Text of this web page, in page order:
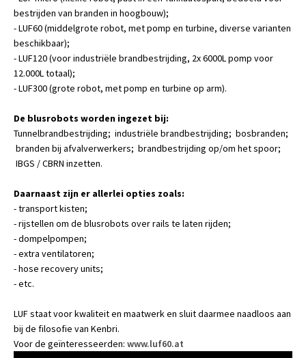
bestrijden van branden in hoogbouw);
- LUF60 (middelgrote robot, met pomp en turbine, diverse varianten
beschikbaar);
- LUF120 (voor industriële brandbestrijding, 2x 6000L pomp voor
12.000L totaal);
- LUF300 (grote robot, met pomp en turbine op arm).
De blusrobots worden ingezet bij:
Tunnelbrandbestrijding; industriële brandbestrijding; bosbranden;
branden bij afvalverwerkers; brandbestrijding op/om het spoor;
IBGS / CBRN inzetten.
Daarnaast zijn er allerlei opties zoals:
- transport kisten;
- rijstellen om de blusrobots over rails te laten rijden;
- dompelpompen;
- extra ventilatoren;
- hose recovery units;
- etc.
LUF staat voor kwaliteit en maatwerk en sluit daarmee naadloos aan
bij de filosofie van Kenbri.
Voor de geïnteresseerden: www.luf60.at